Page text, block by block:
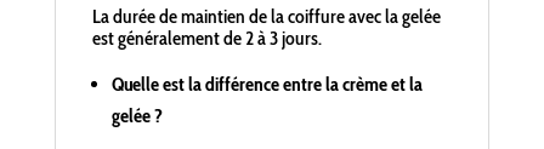
La durée de maintien de la coiffure avec la gelée
est généralement de 2 à 3 jours.
Quelle est la différence entre la crème et la
gelée ?